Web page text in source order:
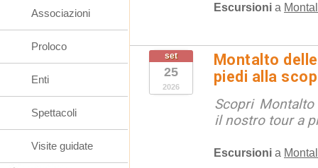
Escursioni a
set
25
2026
Montalto
piedi alla
Scopri
il nostro tour a
Escursioni a
Associazioni
Proloco
Enti
Spettacoli
Visite guidate